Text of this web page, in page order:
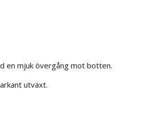
en mjuk övergång mot botten.
utväxt.